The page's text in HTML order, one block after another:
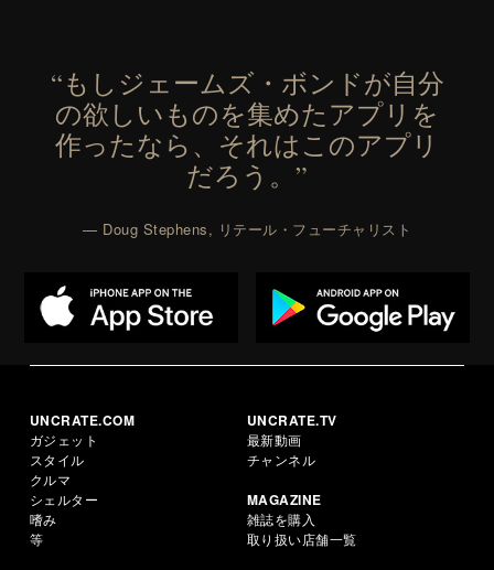
“もしジェームズ・ボンドが自分
の欲しいものを集めたアプリを
作ったなら、それはこのアプリ
だろう。”
— Doug Stephens, リテール・フューチャリスト
UNCRATE.COM
ガジェット
スタイル
クルマ
シェルター
嗜み
等
UNCRATE.TV
最新動画
チャンネル
MAGAZINE
雑誌を購入
取り扱い店舗一覧